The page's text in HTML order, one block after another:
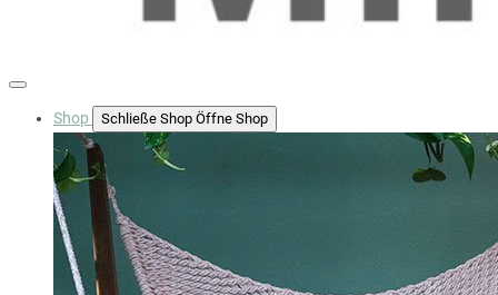
Shop Schließe Shop Öffne Shop